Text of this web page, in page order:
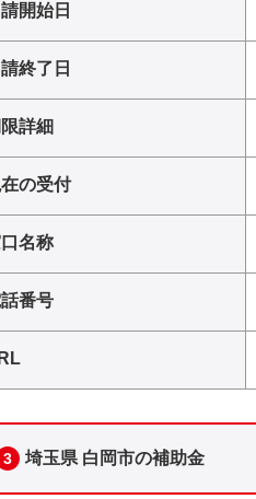
開始日
終了日
詳細
の受付
名称
番号
3 埼玉県 白岡市の補助金